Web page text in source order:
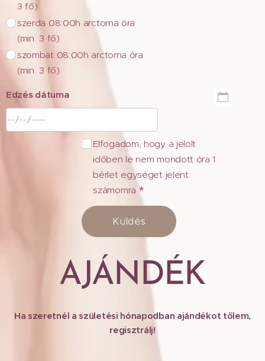
3 fő)
szerda 08:00h arctorna óra
(min. 3 fő)
szombat 08:00h arctorna óra
(min. 3 fő)
Edzés dátuma
Elfogadom, hogy a jelölt
időben le nem mondott óra 1
bérlet egységet jelent
számomra
Küldés
AJÁNDÉK
Ha szeretnél a születési hónapodban ajándékot tőlem,
regisztrálj!